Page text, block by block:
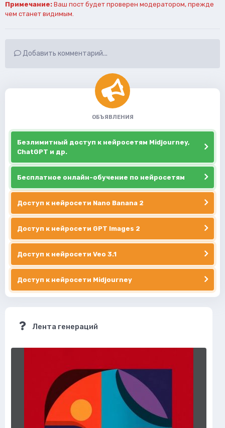
Примечание: Ваш пост будет проверен модератором, прежде
чем станет видимым.
Добавить комментарий...
ОБЪЯВЛЕНИЯ
Безлимитный доступ к нейросетям Midjourney,
ChatGPT и др.
Бесплатное онлайн-обучение по нейросетям
Доступ к нейросети Nano Banana 2
Доступ к нейросети GPT Images 2
Доступ к нейросети Veo 3.1
Доступ к нейросети Midjourney
Лента генераций